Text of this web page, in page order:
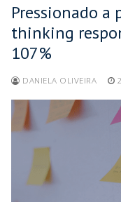
Pressionado a
thinking
107%
DANIELA OLIVEIRA